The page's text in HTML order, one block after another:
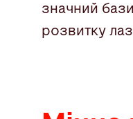
значний
розвитку